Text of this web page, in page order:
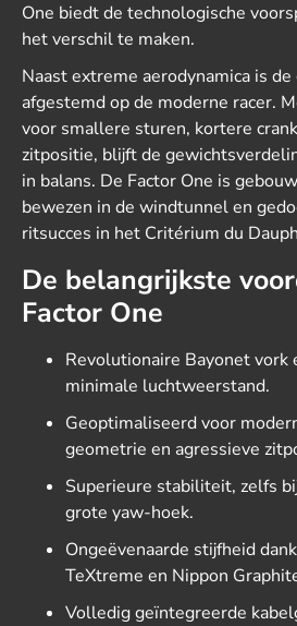
One biedt de technologische
het verschil te maken.
Naast extreme aerodynamica is
afgestemd op de moderne racer.
voor smallere sturen, kortere
zitpositie, blijft de
in balans. De Factor One is
bewezen in de windtunnel en
ritsucces in het Critérium du
De belangrijkste
Factor One
Revolutionaire Bayonet vork
minimale luchtweerstand.
Geoptimaliseerd voor
geometrie en agressieve
Superieure stabiliteit, zelfs
grote yaw-hoek.
Ongeëvenaarde stijfheid
TeXtreme en Nippon
Volledig geïntegreerde